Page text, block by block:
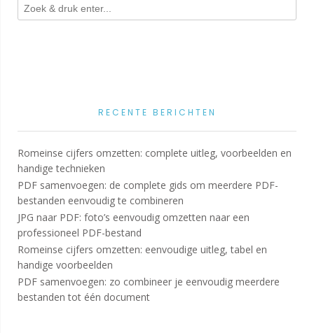
RECENTE BERICHTEN
Romeinse cijfers omzetten: complete uitleg, voorbeelden en
handige technieken
PDF samenvoegen: de complete gids om meerdere PDF-
bestanden eenvoudig te combineren
JPG naar PDF: foto’s eenvoudig omzetten naar een
professioneel PDF-bestand
Romeinse cijfers omzetten: eenvoudige uitleg, tabel en
handige voorbeelden
PDF samenvoegen: zo combineer je eenvoudig meerdere
bestanden tot één document